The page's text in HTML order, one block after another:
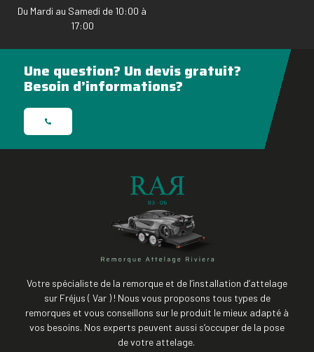
Du Mardi au Samedi de 10:00 à
17:00
Une question? Un devis gratuit?
Besoin d’informations?
Votre spécialiste de la remorque et de l’installation d’attelage
sur Fréjus ( Var ) ! Nous vous proposons tous types de
remorques et vous conseillons sur le produit le mieux adapté à
vos besoins. Nos experts peuvent aussi s’occuper de la pose
de votre attelage.